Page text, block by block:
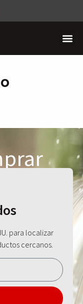
para localizar
cercanos.